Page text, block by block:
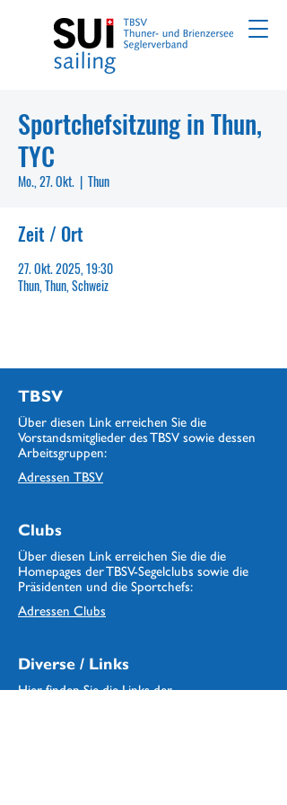
Sportchefsitzung in Thun,
TYC
Mo., 27. Okt.
  |
Thun
Zeit / Ort
27. Okt. 2025, 19:30
Thun, Thun, Schweiz
TBSV
Über diesen Link erreichen Sie die
Vorstandsmitglieder des TBSV sowie dessen
Arbeitsgruppen:
Adressen TBSV
Clubs
Über diesen Link erreichen Sie die die
Homepages der TBSV-Segelclubs sowie die
Präsidenten und die Sportchefs:
Adressen Clubs
Diverse / Links
Hier finden Sie die Links der